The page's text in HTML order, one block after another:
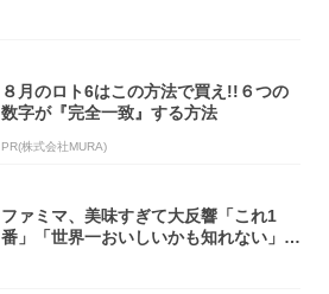
８月のロト6はこの方法で買え!!６つの
数字が『完全一致』する方法
PR(株式会社MURA)
ファミマ、美味すぎて大反響「これ1
番」「世界一おいしいかも知れない」